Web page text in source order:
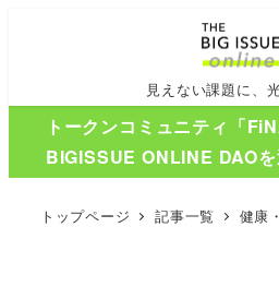
見えない課題に、
トークンコミュニティ「
BIGISSUE ONLINE DAOを
トップページ 記事一覧 健康